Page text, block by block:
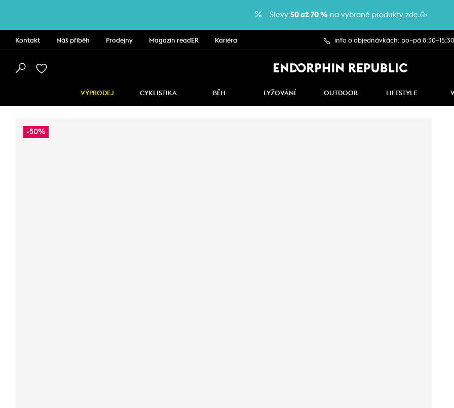
Slevy 50 až 70 % na vybrané produkty zde.🥳
Kontakt Náš příběh Prodejny Magazín readER Kariéra info o objednávkách: po–pá 8:30–15:30
VÝPRODEJ CYKLISTIKA BĚH LYŽOVÁNÍ OUTDOOR LIFESTYLE
-50%